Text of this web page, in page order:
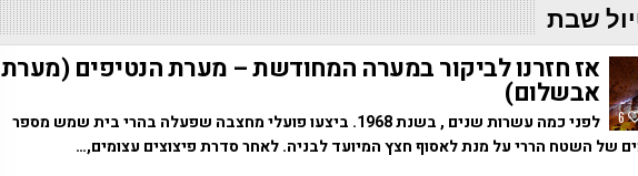
שבת
6
אז חזרנו לביקור במערה המחודשת – מערת הנטיפים (מערת
אבשלום)
לפני כמה עשרות שנים , בשנת 1968. ביצעו פועלי מחצבה שפעלה בהרי בית שמש מספר
של השטח הררי על מנת לאסוף חצץ המיועד לבניה. לאחר סדרת פיצוצים עצומים,…